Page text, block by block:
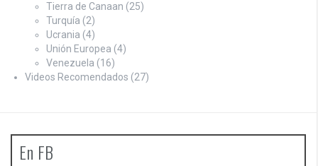
Tierra de Canaan (25)
Turquía (2)
Ucrania (4)
Unión Europea (4)
Venezuela (16)
Videos Recomendados (27)
En FB